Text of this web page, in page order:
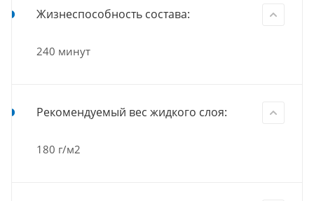
Жизнеспособность состава:
240 минут
Рекомендуемый вес жидкого слоя:
180 г/м2